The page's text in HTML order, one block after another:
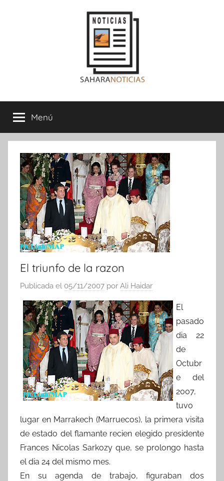
Sahara
Noticias
Menú
El triunfo de la razon
Publicada el 05/11/2007 por Ali Haidar
El
pasado
dia 22
de
Octubr
e del
2007,
tuvo
lugar en Marrakech (Marruecos), la primera visita
de estado del flamante recien elegido presidente
Frances Nicolas Sarkozy que, se prolongo hasta
el dia 24 del mismo mes.
En su agenda de trabajo, figuraban dos